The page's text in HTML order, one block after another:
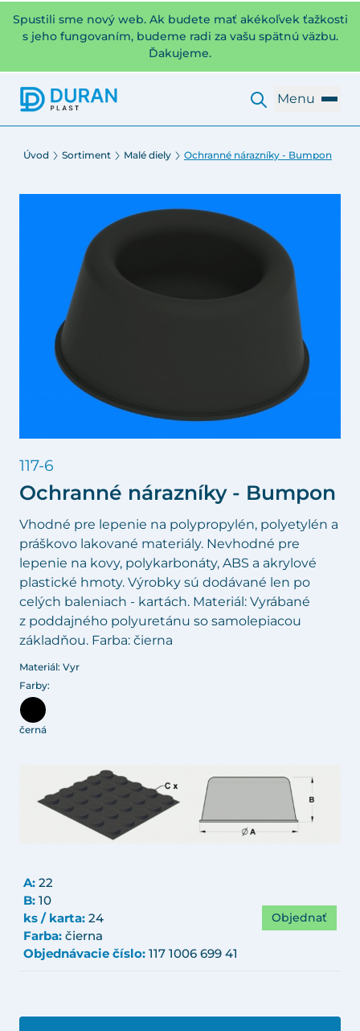
Spustili sme nový web. Ak budete mať akékoľvek ťažkosti
s jeho fungovaním, budeme radi za vašu spätnú väzbu.
Ďakujeme.
Menu
Úvod Sortiment Malé diely Ochranné nárazníky - Bumpon
117-6
Ochranné nárazníky - Bumpon
Vhodné pre lepenie na polypropylén, polyetylén a
práškovo lakované materiály. Nevhodné pre
lepenie na kovy, polykarbonáty, ABS a akrylové
plastické hmoty. Výrobky sú dodávané len po
celých baleniach - kartách. Materiál: Vyrábané
z poddajného polyuretánu so samolepiacou
základňou. Farba: čierna
Materiál: Vyr
Farby:
černá
A: 22
B: 10
ks / karta: 24
Farba: čierna
Objednávacie číslo: 117 1006 699 41
Objednať